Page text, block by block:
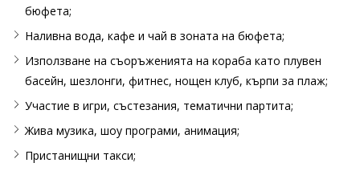
бюфета;
Наливна вода, кафе и чай в зоната на бюфета;
Използване на съоръженията на кораба като плувен
басейн, шезлонги, фитнес, нощен клуб, кърпи за плаж;
Участие в игри, състезания, тематични партита;
Жива музика, шоу програми, анимация;
Пристанищни такси;